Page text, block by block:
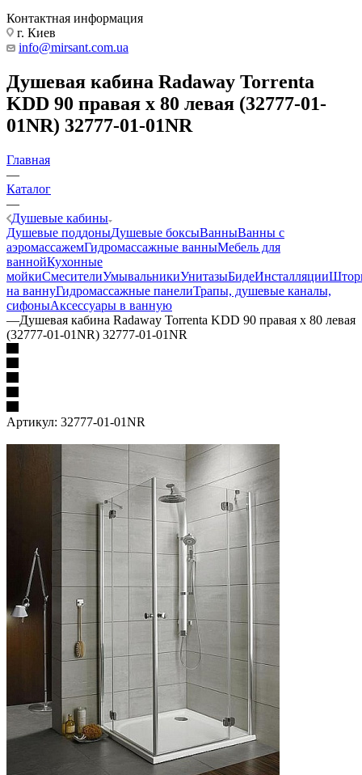
Контактная информация
г. Киев
info@mirsant.com.ua
Душевая кабина Radaway Torrenta
KDD 90 правая x 80 левая (32777-01-
01NR) 32777-01-01NR
Главная
—
Каталог
—
Душевые кабины
Душевые поддоныДушевые боксыВанныВанны с
аэромассажемГидромассажные ванныМебель для
ваннойКухонные
мойкиСмесителиУмывальникиУнитазыБидеИнсталляции
на ваннуГидромассажные панелиТрапы, душевые каналы,
сифоныАксессуары в ванную
—Душевая кабина Radaway Torrenta KDD 90 правая x 80 левая
(32777-01-01NR) 32777-01-01NR
Артикул: 32777-01-01NR